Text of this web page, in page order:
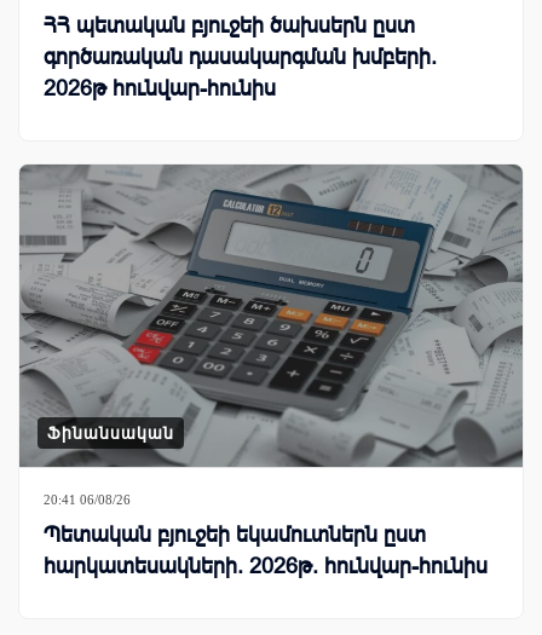
ՀՀ պետական բյուջեի ծախսերն ըստ
գործառական դասակարգման խմբերի.
2026թ հունվար-հունիս
Ֆինանսական
20:41 06/08/26
Պետական բյուջեի եկամուտներն ըստ
հարկատեսակների. 2026թ. հունվար-հունիս